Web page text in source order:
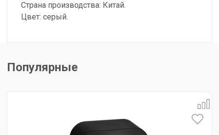
Страна производства: Китай.
Цвет: серый.
Популярные